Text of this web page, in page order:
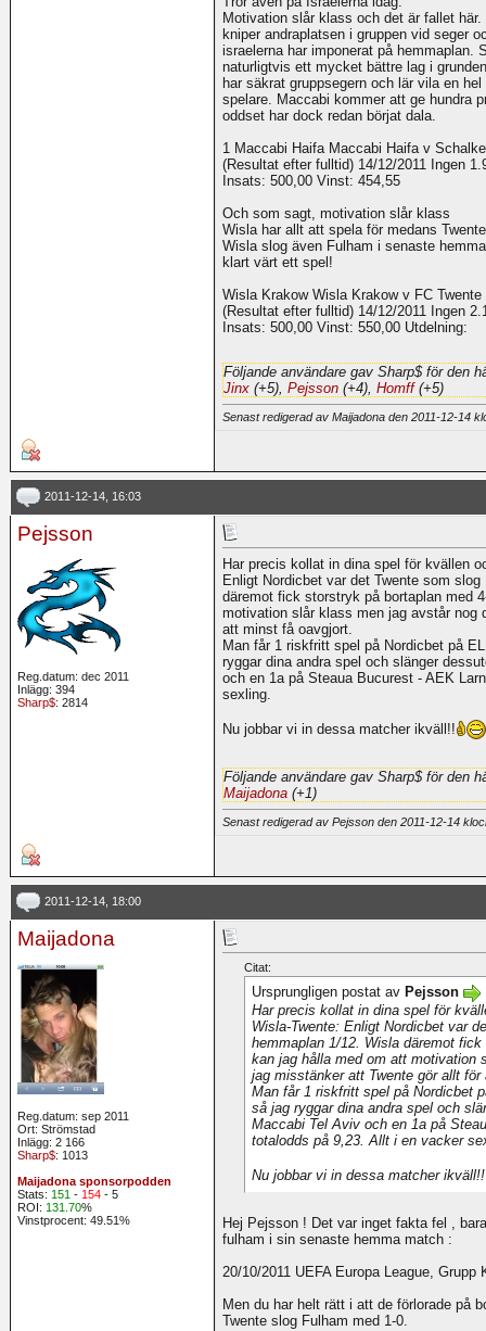
Motivation slår klass och det är fallet här.
kniper andraplatsen i gruppen vid seger
israelerna har imponerat på hemmaplan.
naturligtvis ett mycket bättre lag i
har säkrat gruppsegern och lär vila en hel
spelare. Maccabi kommer att ge hundra
oddset har dock redan börjat dala.
1 Maccabi Haifa Maccabi Haifa v Schalke
(Resultat efter fulltid) 14/12/2011 Ingen
Insats: 500,00 Vinst: 454,55
Och som sagt, motivation slår klass
Wisla har allt att spela för medans
Wisla slog även Fulham i senaste
klart värt ett spel!
Wisla Krakow Wisla Krakow v FC Twente
(Resultat efter fulltid) 14/12/2011 Ingen
Insats: 500,00 Vinst: 550,00 Utdelning:
Följande användare gav Sharp$ för den
Jinx (+5), Pejsson (+4), Homff(+5)
Senast redigerad av Maijadona den 2011-12-14
2011-12-14, 16:03
Pejsson
Reg.datum: dec 2011
Inlägg: 394
Sharp$: 2814
Har precis kollat in dina spel för kvällen
Enligt Nordicbet var det Twente som
däremot fick storstryk på bortaplan med
motivation slår klass men jag avstår nog
att minst få oavgjort.
Man får 1 riskfritt spel på Nordicbet på
ryggar dina andra spel och slänger
och en 1a på Steaua Bucurest - AEK
sexling.
Nu jobbar vi in dessa matcher ikväll!!
Följande användare gav Sharp$ för den
Maijadona (+1)
Senast redigerad av Pejsson den 2011-12-14
2011-12-14, 18:00
Maijadona
Reg.datum: sep 2011
Ort: Strömstad
Inlägg: 2 166
Sharp$: 1013
Maijadona sponsorpodden
Stats: 151 - 154 - 5
ROI: 131.70%
Vinstprocent: 49.51%
Citat:
Ursprungligen postat av Pejsson
Har precis kollat in dina spel för
Wisla-Twente: Enligt Nordicbet var
hemmaplan 1/12. Wisla däremot
kan jag hålla med om att motivation
jag misstänker att Twente gör allt
Man får 1 riskfritt spel på Nordicbet
så jag ryggar dina andra spel och
Maccabi Tel Aviv och en 1a på
totalodds på 9,23. Allt i en vacker
Nu jobbar vi in dessa matcher ikväll!!
Hej Pejsson ! Det var inget fakta fel ,
fulham i sin senaste hemma match :
20/10/2011 UEFA Europa League,
Men du har helt rätt i att de förlorade på
Twente slog Fulham med 1-0.